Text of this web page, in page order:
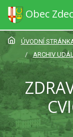
Obec
ÚVODNÍ
ARCHIV